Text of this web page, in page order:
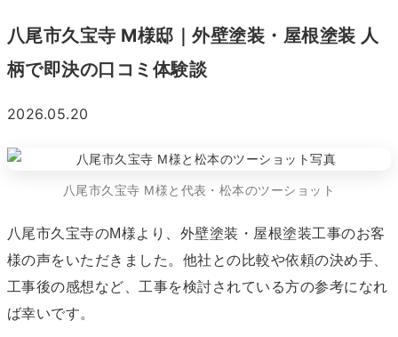
八尾市久宝寺 M様邸｜外壁塗装・屋根塗装 人
柄で即決の口コミ体験談
2026.05.20
八尾市久宝寺 M様と代表・松本のツーショット
八尾市久宝寺のM様より、外壁塗装・屋根塗装工事のお客
様の声をいただきました。他社との比較や依頼の決め手、
工事後の感想など、工事を検討されている方の参考になれ
ば幸いです。